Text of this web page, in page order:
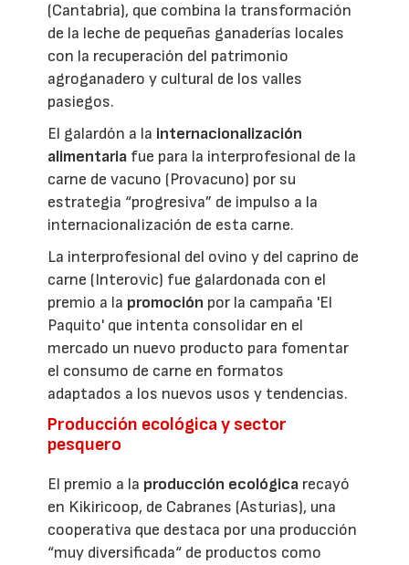
(Cantabria), que combina la transformación
de la leche de pequeñas ganaderías locales
con la recuperación del patrimonio
agroganadero y cultural de los valles
pasiegos.
El galardón a la internacionalización
alimentaria fue para la interprofesional de la
carne de vacuno (Provacuno) por su
estrategia “progresiva” de impulso a la
internacionalización de esta carne.
La interprofesional del ovino y del caprino de
carne (Interovic) fue galardonada con el
premio a la promoción por la campaña 'El
Paquito' que intenta consolidar en el
mercado un nuevo producto para fomentar
el consumo de carne en formatos
adaptados a los nuevos usos y tendencias.
Producción ecológica y sector
pesquero
El premio a la producción ecológica recayó
en Kikiricoop, de Cabranes (Asturias), una
cooperativa que destaca por una producción
“muy diversificada“ de productos como